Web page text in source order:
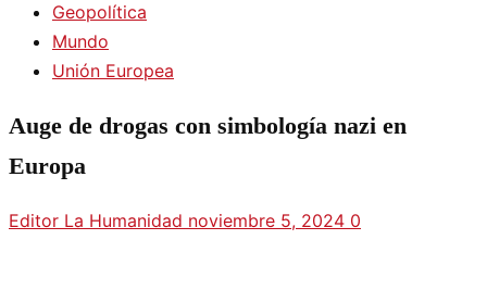
Geopolítica
Mundo
Unión Europea
Auge de drogas con simbología nazi en
Europa
Editor La Humanidad noviembre 5, 2024 0